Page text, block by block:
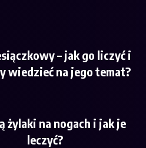
– jak go liczyć i
wiedzieć na jego temat?
żylaki na nogach i jak je
leczyć?